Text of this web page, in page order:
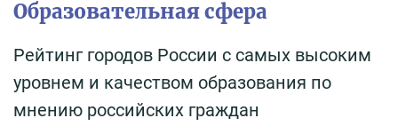
Образовательная сфера
Рейтинг городов России с самых высоким
уровнем и качеством образования по
мнению российских граждан